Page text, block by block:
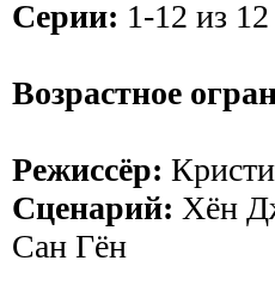
Серии: 1-12 из
Возрастное
Режиссёр:
Сценарий: Хён
Сан Гён